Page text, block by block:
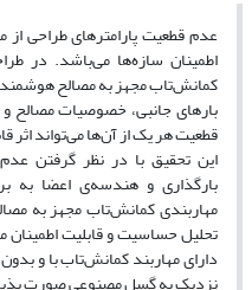
عدم قطعیت پارامترهای طراحی
اطمینان سازه‌ها می‌باشد. در
کمانش‌تاب مجهز به مصالح هوشمند،
بارهای جانبی، خصوصیات
قطعیت هر یک از آن‌ها می‌تواند اثر
این تحقیق با در نظر گرفتن
بارگذاری و هندسه‌ی اعضا به
مهاربندی کمانش‌تاب مجهز به
تحلیل حساسیت و قابلیت
دارای مهاربند کمانش‌تاب با و